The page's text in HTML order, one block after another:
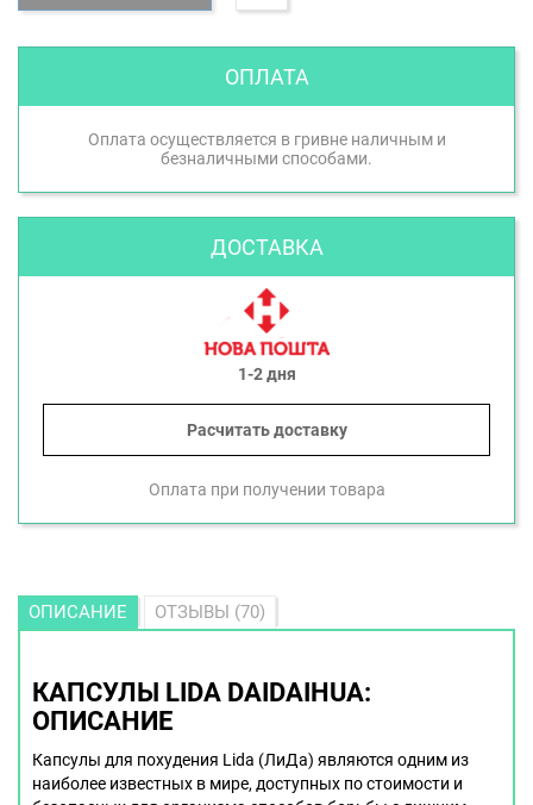
ОПЛАТА
Оплата осуществляется в гривне наличным и
безналичными способами.
ДОСТАВКА
1-2 дня
Расчитать доставку
Оплата при получении товара
ОПИСАНИЕ ОТЗЫВЫ (70)
КАПСУЛЫ LIDA DAIDAIHUA:
ОПИСАНИЕ
Капсулы для похудения Lida (ЛиДа) являются одним из
наиболее известных в мире, доступных по стоимости и